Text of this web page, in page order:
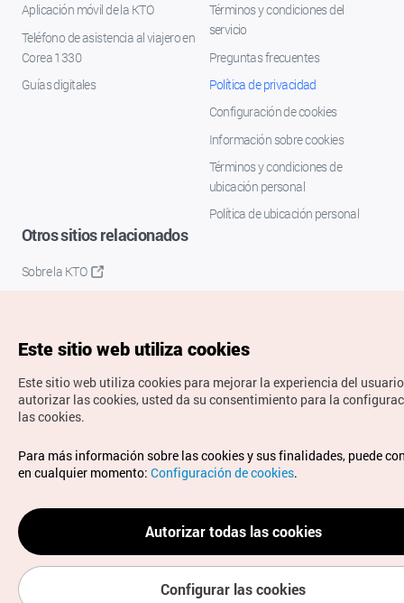
Aplicación móvil de la KTO
Teléfono de asistencia al viajero en
Corea 1330
Guías digitales
Términos y condiciones del
servicio
Preguntas frecuentes
Política de privacidad
Configuración de cookies
Información sobre cookies
Términos y condiciones de
ubicación personal
Política de ubicación personal
Otros sitios relacionados
Sobre la KTO
Copyrights © Organización de Turismo de Corea. Todos los
derechos reservados.
Para informes de errores y cuestiones relacionadas con el
sitio web, dirija sus consultas al correoelectrónico oficial:
spanish@knto.or.kr
Este sitio web utiliza cookies
Este sitio web utiliza cookies para mejorar la experiencia del
autorizar las cookies, usted da su consentimiento para la
las cookies.
Para más información sobre las cookies y sus finalidades, puede
en cualquier momento: Configuración de cookies.
Autorizar todas las cookies
Configurar las cookies